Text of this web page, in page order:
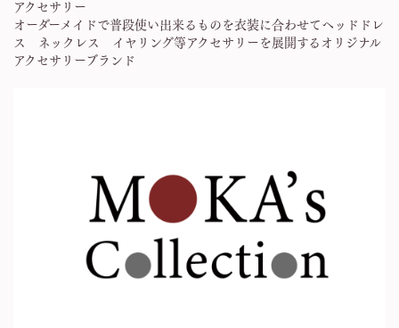
アクセサリー
オーダーメイドで普段使い出来るものを衣装に合わせてヘッドドレ
ス ネックレス イヤリング等アクセサリーを展開するオリジナル
アクセサリーブランド